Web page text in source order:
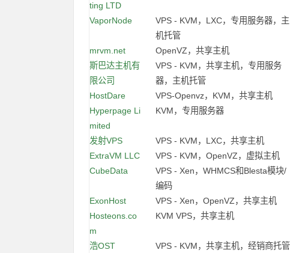
ting LTD
VaporNode
VPS - KVM，LXC，专用服务器，主
机托管
mrvm.net OpenVZ，共享主机
斯巴达主机有
限公司
VPS - KVM，共享主机，专用服务
器，主机托管
HostDare VPS-Openvz，KVM，共享主机
Hyperpage Li
mited
KVM，专用服务器
发射VPS VPS - KVM，LXC，共享主机
ExtraVM LLC
VPS - KVM，OpenVZ，虚拟主机
CubeData
VPS - Xen，WHMCS和Blesta模块/
编码
ExonHost VPS - Xen，OpenVZ，共享主机
Hosteons.co
m
KVM VPS，共享主机
浩OST VPS - KVM，共享主机，经销商托管